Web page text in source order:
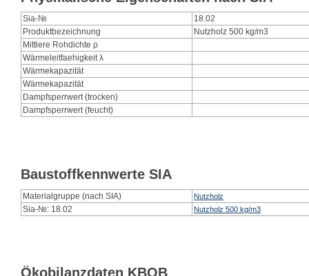
Sia-№
18.02
Produktbezeichnung
Nutzholz 500 kg/m3
Mittlere Rohdichte ρ
Wärmeleitfaehigkeit λ
Wärmekapazität
Wärmekapazität
Dampfsperrwert (trocken)
Dampfsperrwert (feucht)
Baustoffkennwerte SIA
Materialgruppe (nach SIA) Nutzholz
Sia-№: 18.02 Nutzholz 500 kg/m3
Ökobilanzdaten KBOB